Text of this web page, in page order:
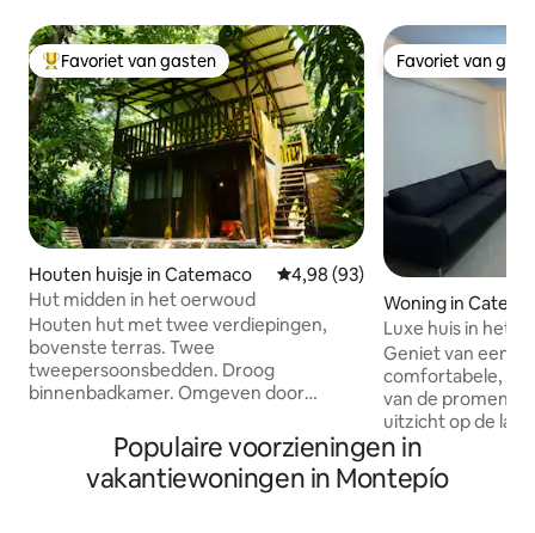
Topfavoriet van gasten
Favoriet van gasten
Houten huisje in Catemaco Gemiddelde beoordeling van
4,98 (93)
Hut midden in het oerwoud
Houten hut met twee verdiepingen,
bovenste terras. Twee
tweepersoonsbedden. Droog
binnenbadkamer. Omgeven door
te rusten met het gebrul van het water
en de jungle, om te wandelen tussen
honderdjarige bomen en palmen, om
Favoriet van
Favoriet van
Woning in
Luxe huis in het
veilig, 36
Geniet van een
comfortabele,
van de
uitzicht op de
voorzieningen
5 voorzieningen
Vraag naar
Populaire voorzieningen in
vakantiewoningen in Montepío